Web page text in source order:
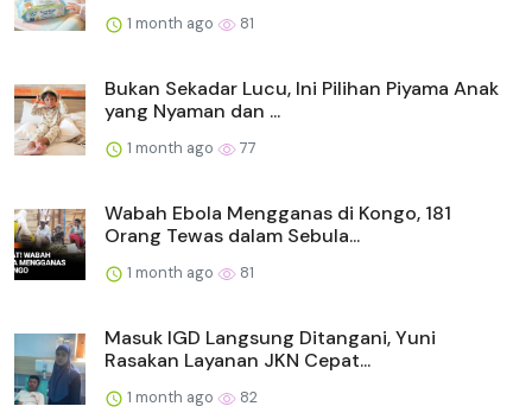
1 month ago 81
Bukan Sekadar Lucu, Ini Pilihan Piyama Anak
yang Nyaman dan ...
1 month ago 77
Wabah Ebola Mengganas di Kongo, 181
Orang Tewas dalam Sebula...
1 month ago 81
Masuk IGD Langsung Ditangani, Yuni
Rasakan Layanan JKN Cepat...
1 month ago 82